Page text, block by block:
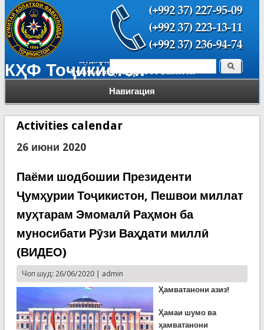
КҲФ Тоҷикистон
Навигация
Форма поиска Поиск
Activities calendar
26 июни 2020
Паёми шодбошии Президенти
Ҷумҳурии Тоҷикистон, Пешвои миллат
муҳтарам Эмомалӣ Раҳмон ба
муносибати Рӯзи Ваҳдати миллӣ
(ВИДЕО)
Чоп шуд: 26/06/2020 | admin
Ҳамватанони азиз!
Ҳамаи шумо ва
ҳамватанони